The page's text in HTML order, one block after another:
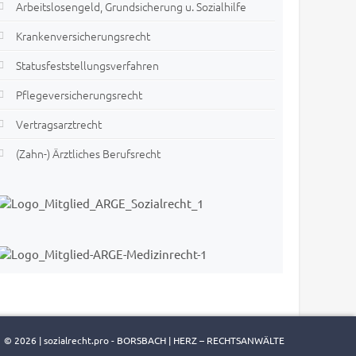
Arbeitslosengeld, Grundsicherung u. Sozialhilfe
Krankenversicherungsrecht
Statusfeststellungsverfahren
Pflegeversicherungsrecht
Vertragsarztrecht
(Zahn-) Ärztliches Berufsrecht
© 2026 | sozialrecht.pro - BORSBACH | HERZ – RECHTSANWÄLTE